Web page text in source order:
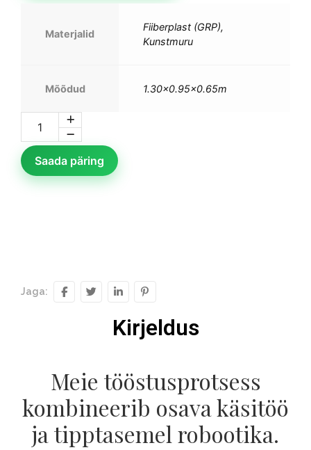
Materjalid
Fiiberplast (GRP),
Kunstmuru
Mõõdud 1.30×0.95×0.65m
Saada päring
Jaga:
Kirjeldus
Meie tööstusprotsess
kombineerib osava käsitöö
ja tipptasemel robootika.